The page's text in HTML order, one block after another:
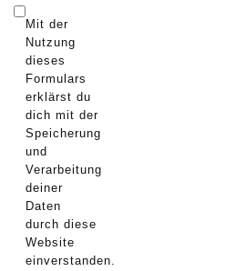
Mit der
Nutzung
dieses
Formulars
erklärst du
dich mit der
Speicherung
und
Verarbeitung
deiner
Daten
durch diese
Website
einverstanden.